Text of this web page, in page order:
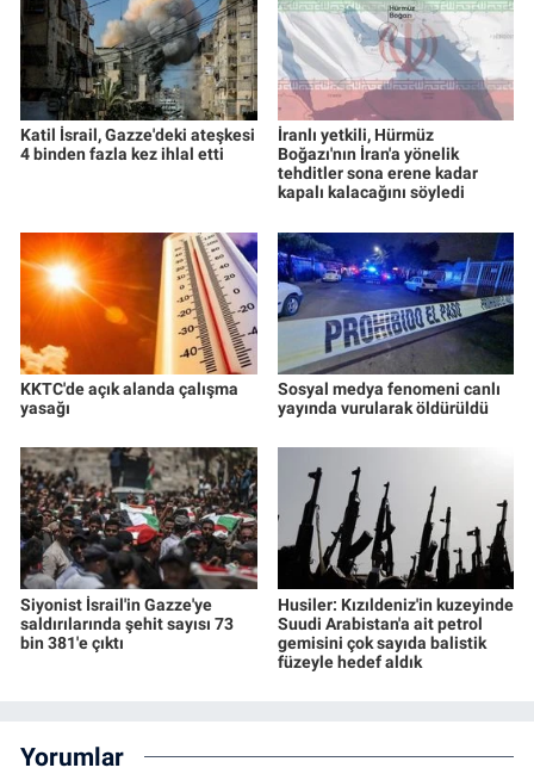
Katil İsrail, Gazze'deki ateşkesi
4 binden fazla kez ihlal etti
İranlı yetkili, Hürmüz
Boğazı'nın İran'a yönelik
tehditler sona erene kadar
kapalı kalacağını söyledi
KKTC'de açık alanda çalışma
yasağı
Sosyal medya fenomeni canlı
yayında vurularak öldürüldü
Siyonist İsrail'in Gazze'ye
saldırılarında şehit sayısı 73
bin 381'e çıktı
Husiler: Kızıldeniz'in kuzeyinde
Suudi Arabistan'a ait petrol
gemisini çok sayıda balistik
füzeyle hedef aldık
Yorumlar